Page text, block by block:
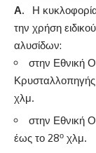
Α. Η
την χρήση
αλυσίδων:
στην Εθνική
χλμ.
στην Εθνική
έως το 28ο χλμ.